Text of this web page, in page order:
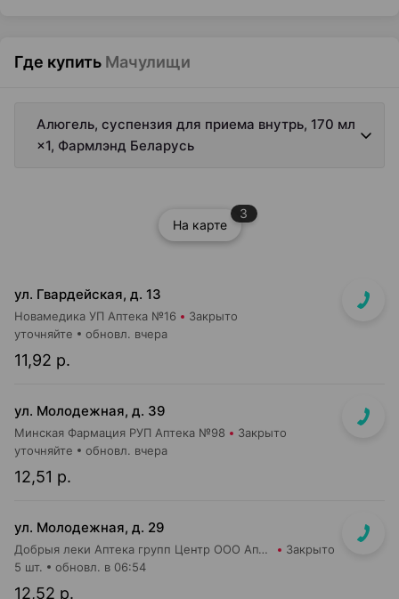
Где купить Мачулищи
Алюгель, суспензия для приема внутрь, 170 мл
×1, Фармлэнд Беларусь
На карте
3
ул. Гвардейская, д. 13
Новамедика УП Аптека №16 Закрыто
11,92 р.
уточняйте обновл. вчера
ул. Молодежная, д. 39
Минская Фармация РУП Аптека №98 Закрыто
12,51 р.
уточняйте обновл. вчера
ул. Молодежная, д. 29
Добрыя леки Аптека групп Центр ООО Аптека №59 Закрыто
12,52 р.
5 шт. обновл. в 06:54